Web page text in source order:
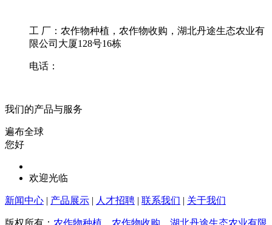
工 厂：农作物种植，农作物收购，湖北丹途生态农业有
限公司大厦128号16栋
电话：
我们的产品与服务
遍布全球
您好
欢迎光临
新闻中心 | 产品展示 | 人才招聘 | 联系我们 | 关于我们
版权所有： 农作物种植，农作物收购，湖北丹途生态农业有限